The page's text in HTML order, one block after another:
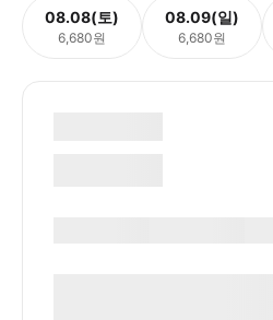
08.08(토)
6,680원
08.09(일)
6,680원